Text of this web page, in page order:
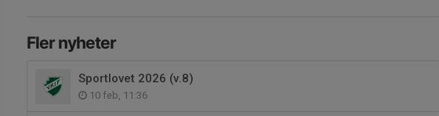
Fler nyheter
Sportlovet 2026 (v.8)
10 feb, 11:36